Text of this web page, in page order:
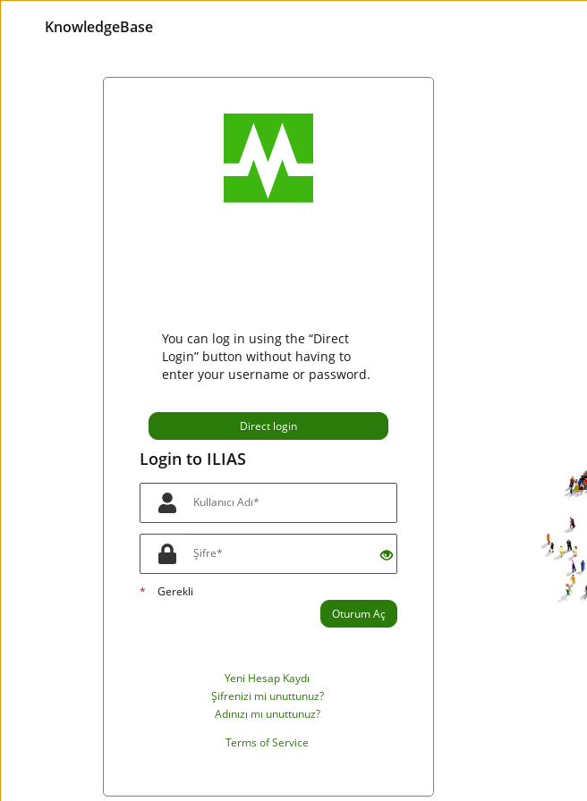
KnowledgeBase
You can log in using the “Direct
Login” button without having to
enter your username or password.
Direct login
Login to ILIAS
*
Gerekli
Oturum Aç
Yeni Hesap Kaydı
Şifrenizi mi unuttunuz?
Adınızı mı unuttunuz?
Terms of Service